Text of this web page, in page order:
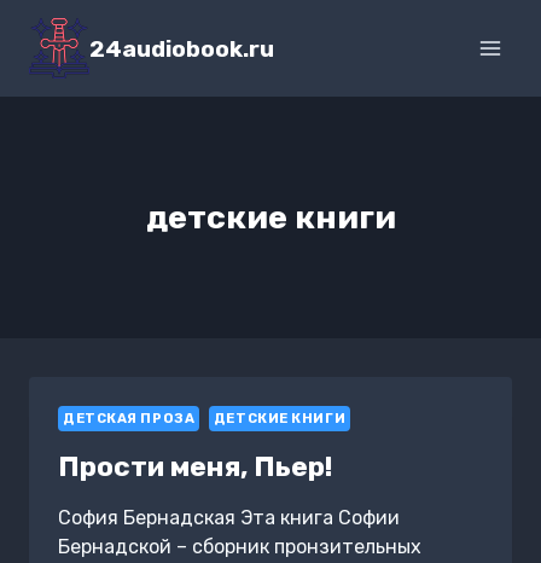
Перейти
содержимому
24audiobook.ru
детские книги
ДЕТСКАЯ ПРОЗА ДЕТСКИЕ КНИГИ
Прости меня, Пьер!
София Бернадская Эта книга Софии
Бернадской – сборник пронзительных